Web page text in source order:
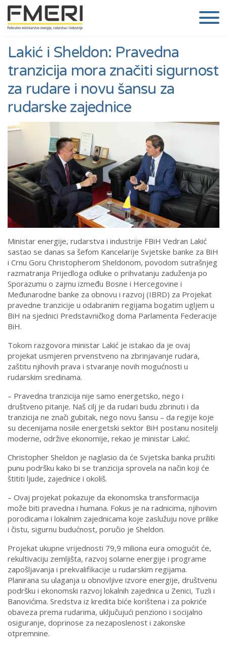
Lakić i Sheldon: Pravedna
tranzicija mora značiti sigurnost
za rudare i novu šansu za
rudarske zajednice
Ministar energije, rudarstva i industrije FBiH Vedran Lakić
sastao se danas sa šefom Kancelarije Svjetske banke za BiH
i Crnu Goru Christopherom Sheldonom, povodom sutrašnjeg
razmatranja Prijedloga odluke o prihvatanju zaduženja po
Sporazumu o zajmu između Bosne i Hercegovine i
Međunarodne banke za obnovu i razvoj (IBRD) za Projekat
pravedne tranzicije u odabranim regijama bogatim ugljem u
BiH na sjednici Predstavničkog doma Parlamenta Federacije
BiH.
Tokom razgovora ministar Lakić je istakao da je ovaj
projekat usmjeren prvenstveno na zbrinjavanje rudara,
zaštitu njihovih prava i stvaranje novih mogućnosti u
rudarskim sredinama.
– Pravedna tranzicija nije samo energetsko, nego i
društveno pitanje. Naš cilj je da rudari budu zbrinuti i da
tranzicija ne znači gubitak, nego novu šansu – da regije koje
su decenijama nosile energetski sektor BiH postanu nositelji
moderne, održive ekonomije, rekao je ministar Lakić.
Christopher Sheldon je naglasio da će Svjetska banka pružiti
punu podršku kako bi se tranzicija sprovela na način koji će
štititi ljude, zajednice i okoliš.
– Ovaj projekat pokazuje da ekonomska transformacija
može biti pravedna i humana. Fokus je na radnicima, njihovim
porodicama i lokalnim zajednicama koje zaslužuju nove prilike
i čistu, sigurnu budućnost, poručio je Sheldon.
Projekat ukupne vrijednosti 79,9 miliona eura omogućit će,
rekultivaciju zemljišta, razvoj solarne energije i programe
zapošljavanja i prekvalifikacije u rudarskim regijama.
Planirana su ulaganja u obnovljive izvore energije, društvenu
podršku i ekonomski razvoj lokalnih zajednica u Zenici, Tuzli i
Banovićima. Sredstva iz kredita biće korištena i za pokriće
obaveza prema rudarima, uključujući penziono i socijalno
osiguranje, doprinose za nezaposlenost i zakonske
otpremnine.